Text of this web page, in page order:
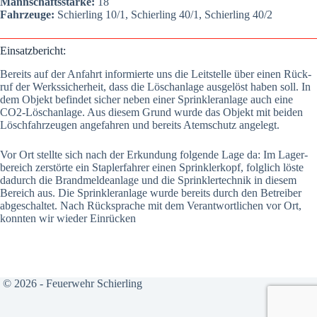
Fahr­zeu­ge: Schier­ling 10/1, Schier­ling 40/1, Schier­ling 40/2
Ein­satz­be­richt:
Bereits auf der Anfahrt infor­mier­te uns die Leit­stel­le über einen Rück­
ruf der Werks­si­cher­heit, dass die Lösch­an­la­ge aus­ge­löst haben soll. In
dem Objekt befin­det sicher neben einer Sprink­ler­an­la­ge auch eine
CO2-Lösch­an­la­ge. Aus die­sem Grund wur­de das Objekt mit bei­den
Lösch­fahr­zeu­gen ange­fah­ren und bereits Atem­schutz ange­legt.
Vor Ort stell­te sich nach der Erkun­dung fol­gen­de Lage da: Im Lager­
be­reich zer­stör­te ein Stap­ler­fah­rer einen Sprink­ler­kopf, folg­lich lös­te
dadurch die Brand­mel­de­an­la­ge und die Sprink­ler­tech­nik in die­sem
Bereich aus. Die Sprink­ler­an­la­ge wur­de bereits durch den Betrei­ber
abge­schal­tet. Nach Rück­spra­che mit dem Ver­ant­wort­li­chen vor Ort,
konn­ten wir wie­der Ein­rü­cken
© 2026 - Feuerwehr Schierling